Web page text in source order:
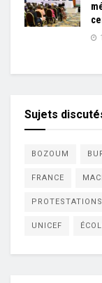
Sujets
BOZOUM
FRANCE
PROTESTATIONS
UNICEF